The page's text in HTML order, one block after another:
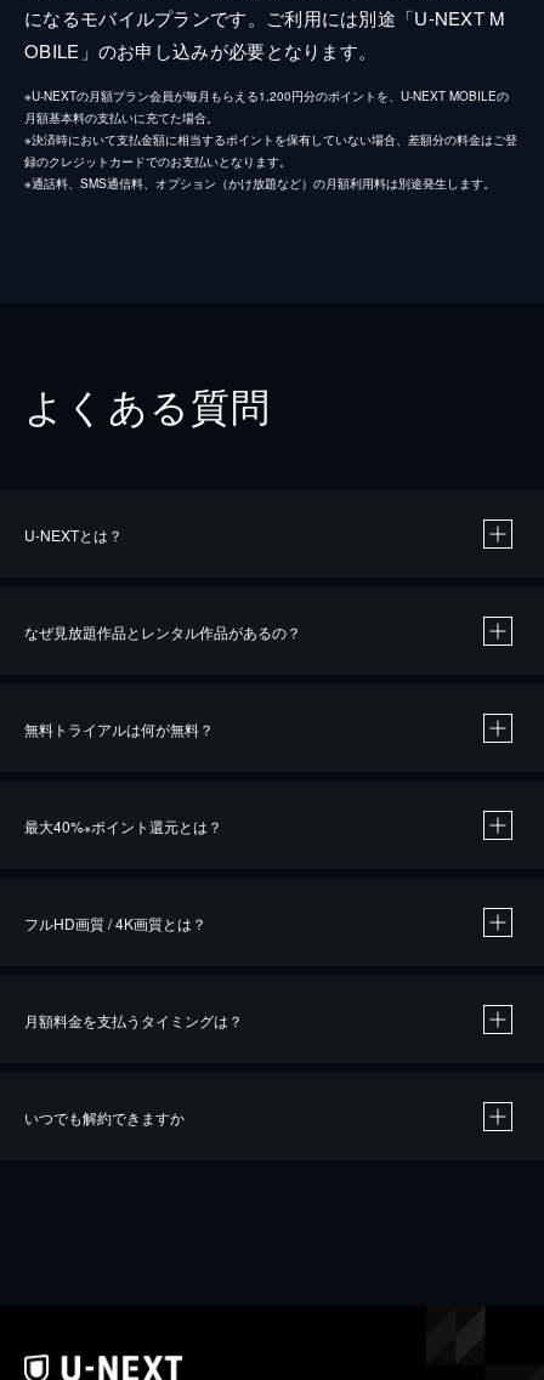
になるモバイルプランです。ご利用には別途「U-NEXT M
OBILE」のお申し込みが必要となります。
※U-NEXTの月額プラン会員が毎月もらえる1,200円分のポイントを、U-NEXT MOBILEの
月額基本料の支払いに充てた場合。
※決済時において支払金額に相当するポイントを保有していない場合、差額分の料金はご登
録のクレジットカードでのお支払いとなります。
※通話料、SMS通信料、オプション（かけ放題など）の月額利用料は別途発生します。
よくある質問
U-NEXTとは？
なぜ見放題作品とレンタル作品があるの？
無料トライアルは何が無料？
最大40%※ポイント還元とは？
※40％ポイント還元の対象は、クレジットカード決済による作品の購入 / レンタルです。
フルHD画質 / 4K画質とは？
月額料金を支払うタイミングは？
いつでも解約できますか